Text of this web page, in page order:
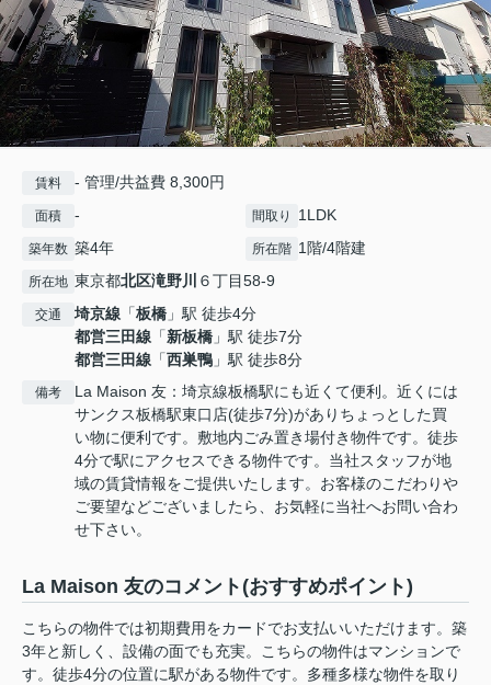
賃料 - 管理/共益費 8,300円
面積 - 間取り 1LDK
築年数 築4年 所在階 1階/4階建
所在地 東京都北区滝野川 ６丁目58-9
交通 埼京線 「板橋 」駅 徒歩4分
都営三田線 「新板橋 」駅 徒歩7分
都営三田線 「西巣鴨 」駅 徒歩8分
備考
La Maison 友：埼京線板橋駅にも近くて便利。近くには
サンクス板橋駅東口店(徒歩7分)がありちょっとした買
い物に便利です。敷地内ごみ置き場付き物件です。徒歩
4分で駅にアクセスできる物件です。当社スタッフが地
域の賃貸情報をご提供いたします。お客様のこだわりや
ご要望などございましたら、お気軽に当社へお問い合わ
せ下さい。
La Maison 友のコメント(おすすめポイント)
こちらの物件では初期費用をカードでお支払いいただけます。築
3年と新しく、設備の面でも充実。こちらの物件はマンションで
す。徒歩4分の位置に駅がある物件です。多種多様な物件を取り